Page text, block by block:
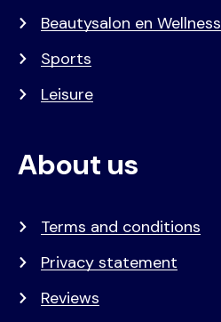
Beautysalon en Wellness
Sports
Leisure
About us
Terms and conditions
Privacy statement
Reviews